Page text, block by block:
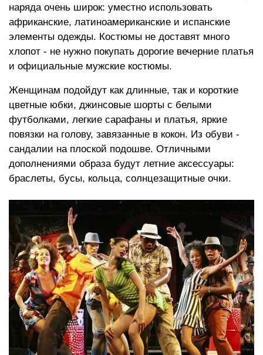
наряда очень широк: уместно использовать
африканские, латиноамериканские и испанские
элементы одежды. Костюмы не доставят много
хлопот - не нужно покупать дорогие вечерние платья
и официальные мужские костюмы.
Женщинам подойдут как длинные, так и короткие
цветные юбки, джинсовые шорты с белыми
футболками, легкие сарафаны и платья, яркие
повязки на голову, завязанные в кокон. Из обуви -
сандалии на плоской подошве. Отличными
дополнениями образа будут летние аксессуары:
браслеты, бусы, кольца, солнцезащитные очки.